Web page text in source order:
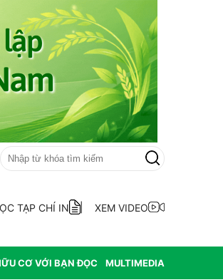
TẠP CHÍ IN XEM VIDEO
CƠ VỚI BẠN ĐỌC MULTIMEDIA